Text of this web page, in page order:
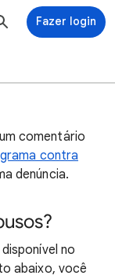
Fazer login
comentário
contra
denúncia.
no
abaixo, você